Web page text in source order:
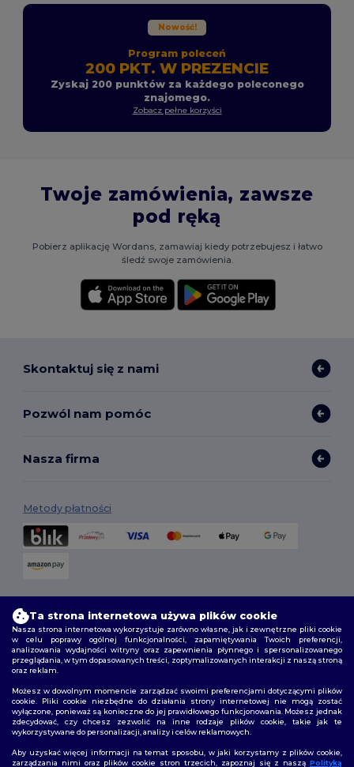
Nowość!
Program poleceń
200 PKT. W PREZENCIE
Zyskaj 200 punktów za każdego poleconego
znajomego.
Zobacz pełne korzyści
Twoje zamówienia, zawsze
pod ręką
Pobierz aplikację Wordans, zamawiaj kiedy potrzebujesz i łatwo
śledź swoje zamówienia.
Skontaktuj się z nami
Pozwól nam pomóc
Nasza firma
Metody płatności
Śledź nas
Ta strona internetowa używa plików cookie
Nasza strona internetowa wykorzystuje zarówno własne, jak i zewnętrzne pliki cookie
w celu poprawy ogólnej funkcjonalności, zapamiętywania Twoich preferencji,
analizowania wydajności witryny oraz zapewnienia płynnego i spersonalizowanego
przeglądania, w tym dopasowanych treści, zoptymalizowanych interakcji z naszą stroną
oraz reklam.
Możesz w dowolnym momencie zarządzać swoimi preferencjami dotyczącymi plików
cookie. Pliki cookie niezbędne do działania strony internetowej nie mogą zostać
wyłączone, ponieważ są konieczne do jej prawidłowego funkcjonowania. Możesz jednak
zdecydować, czy chcesz zezwolić na inne rodzaje plików cookie, takie jak te
wykorzystywane do personalizacji, analizy i celów reklamowych.
Aby uzyskać więcej informacji na temat sposobu, w jaki korzystamy z plików cookie,
zarządzania nimi oraz plików cookie stron trzecich, zapoznaj się z naszą Polityką